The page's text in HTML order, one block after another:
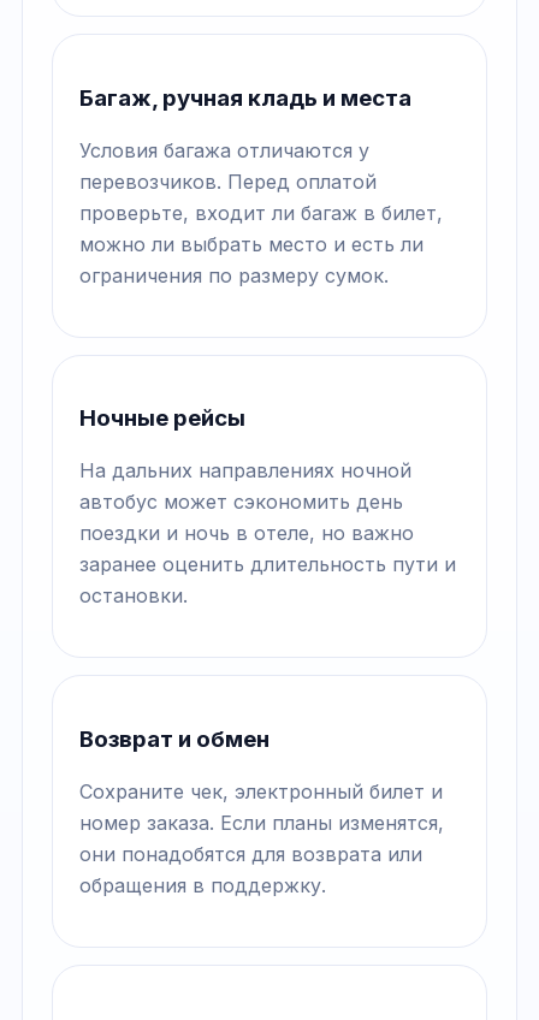
Багаж, ручная кладь и места
Условия багажа отличаются у
перевозчиков. Перед оплатой
проверьте, входит ли багаж в билет,
можно ли выбрать место и есть ли
ограничения по размеру сумок.
Ночные рейсы
На дальних направлениях ночной
автобус может сэкономить день
поездки и ночь в отеле, но важно
заранее оценить длительность пути и
остановки.
Возврат и обмен
Сохраните чек, электронный билет и
номер заказа. Если планы изменятся,
они понадобятся для возврата или
обращения в поддержку.